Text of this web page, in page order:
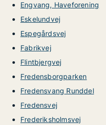
Engvang, Haveforening
Eskelundvej
Espegårdsvej
Fabrikvej
Flintbjergvej
Fredensborgparken
Fredensvang Runddel
Fredensvej
Frederiksholmsvej